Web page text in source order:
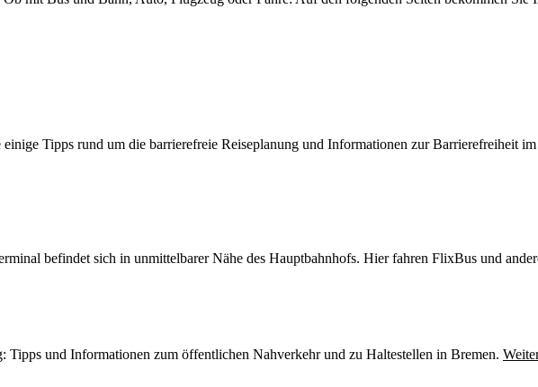
Tipps rund um die barrierefreie Reiseplanung und Informationen zur Barrierefreiheit
befindet sich in unmittelbarer Nähe des Hauptbahnhofs. Hier fahren FlixBus und
Tipps und Informationen zum öffentlichen Nahverkehr und zu Haltestellen in Bremen.